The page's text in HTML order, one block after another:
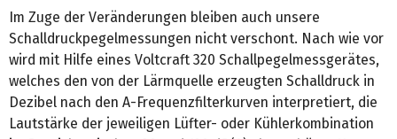
Im Zuge der Veränderungen bleiben auch unsere
Schalldruckpegelmessungen nicht verschont. Nach wie vor
wird mit Hilfe eines Voltcraft 320 Schallpegelmessgerätes,
welches den von der Lärmquelle erzeugten Schalldruck in
Dezibel nach den A-Frequenzfilterkurven interpretiert, die
Lautstärke der jeweiligen Lüfter- oder Kühlerkombination